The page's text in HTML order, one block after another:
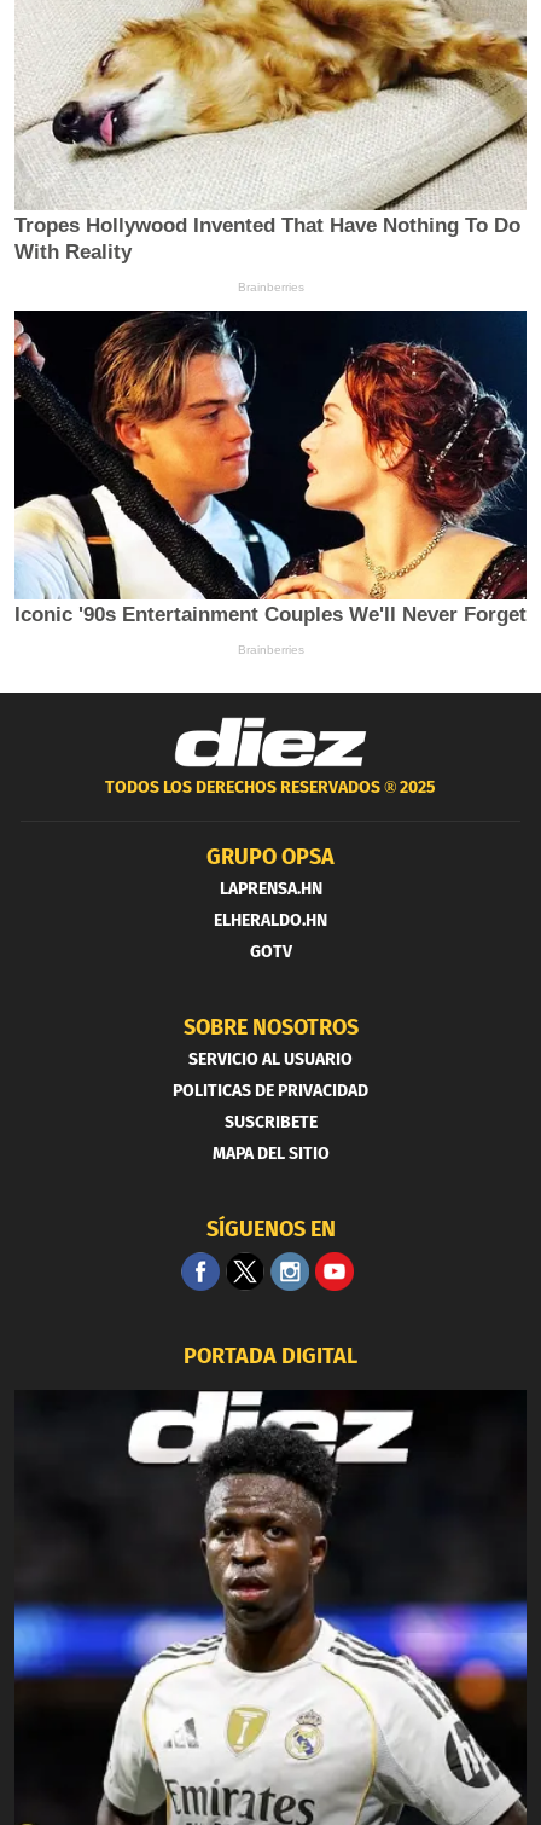
TODOS LOS DERECHOS RESERVADOS ®2025
GRUPO OPSA
LAPRENSA.HN
ELHERALDO.HN
GOTV
SOBRE NOSOTROS
SERVICIO AL USUARIO
POLITICAS DE PRIVACIDAD
SUSCRIBETE
MAPA DEL SITIO
SÍGUENOS EN
PORTADA DIGITAL